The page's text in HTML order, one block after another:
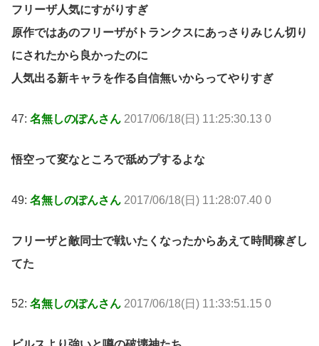
フリーザ人気にすがりすぎ
原作ではあのフリーザがトランクスにあっさりみじん切り
にされたから良かったのに
人気出る新キャラを作る自信無いからってやりすぎ
47: 名無しのぽんさん 2017/06/18(日) 11:25:30.13 0
悟空って変なところで舐めプするよな
49: 名無しのぽんさん 2017/06/18(日) 11:28:07.40 0
フリーザと敵同士で戦いたくなったからあえて時間稼ぎし
てた
52: 名無しのぽんさん 2017/06/18(日) 11:33:51.15 0